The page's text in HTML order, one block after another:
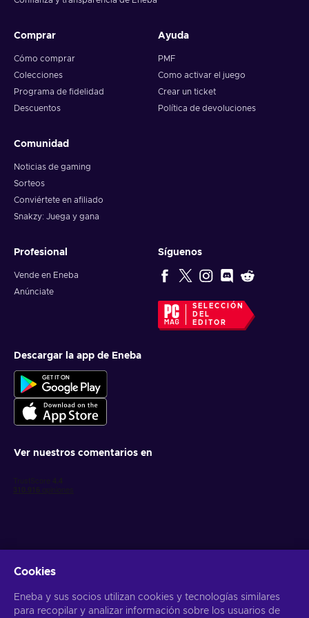
Comprar
Cómo comprar
Colecciones
Programa de fidelidad
Descuentos
Ayuda
PMF
Como activar el juego
Crear un ticket
Política de devoluciones
Comunidad
Noticias de gaming
Sorteos
Conviértete en afiliado
Snakzy: Juega y gana
Profesional
Vende en Eneba
Anúnciate
Síguenos
SELECCIÓN
DEL
EDITOR
Descargar la app de Eneba
Ver nuestros comentarios en
Obtén ofertas personalizadas de videojuegos
Suscribirse
Cookies
Eneba y sus socios utilizan cookies y tecnologías similares
para recopilar y analizar información sobre los usuarios de